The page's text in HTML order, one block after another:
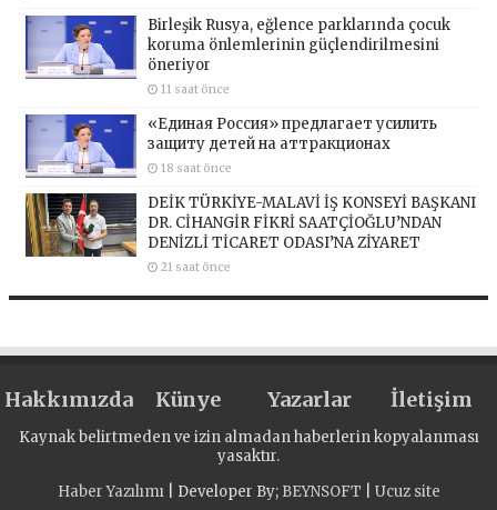
Birleşik Rusya, eğlence parklarında çocuk
koruma önlemlerinin güçlendirilmesini
öneriyor
11 saat önce
«Единая Россия» предлагает усилить
защиту детей на аттракционах
18 saat önce
DEİK TÜRKİYE-MALAVİ İŞ KONSEYİ BAŞKANI
DR. CİHANGİR FİKRİ SAATÇİOĞLU’NDAN
DENİZLİ TİCARET ODASI’NA ZİYARET
21 saat önce
Hakkımızda Künye Yazarlar İletişim
Kaynak belirtmeden ve izin almadan haberlerin kopyalanması
yasaktır.
Haber Yazılımı| Developer By; BEYNSOFT Ucuz site